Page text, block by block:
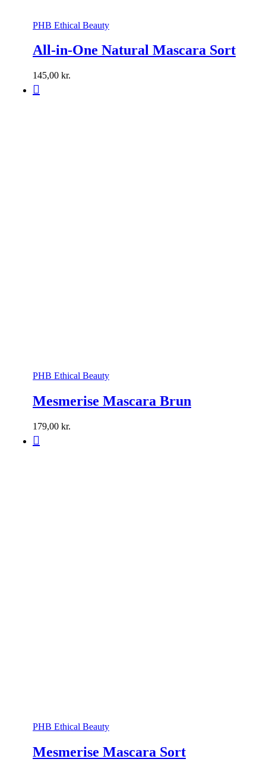
PHB Ethical Beauty
All-in-One Natural Mascara Sort
145,00 kr.
PHB Ethical Beauty
Mesmerise Mascara Brun
179,00 kr.
PHB Ethical Beauty
Mesmerise Mascara Sort